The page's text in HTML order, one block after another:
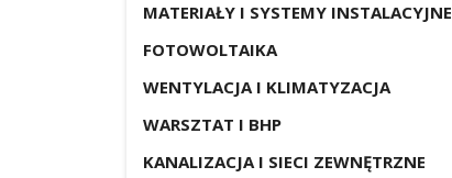
MATERIAŁY I SYSTEMY INSTALACYJNE
FOTOWOLTAIKA
WENTYLACJA I KLIMATYZACJA
WARSZTAT I BHP
KANALIZACJA I SIECI ZEWNĘTRZNE